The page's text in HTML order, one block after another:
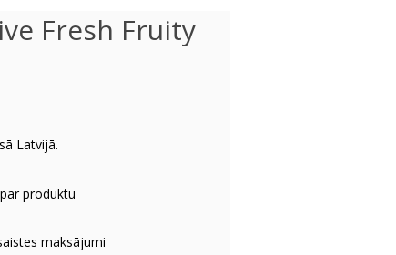
Fresh Fruity
Latvijā.
par produktu
maksājumi